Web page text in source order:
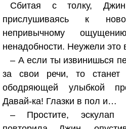
Сбитая с толку,
прислушиваясь к
непривычному
ненадобности. Неужели это
– А если ты извинишься
за свои речи, то
ободряющей улыбкой
Давай-ка! Глазки в пол и…
– Простите,